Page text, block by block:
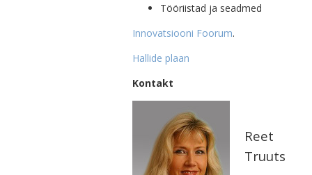
Tööriistad ja seadmed
Innovatsiooni Foorum.
Hallide plaan
Kontakt
Reet
Truuts